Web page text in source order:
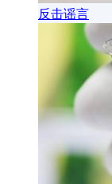
反击谣言